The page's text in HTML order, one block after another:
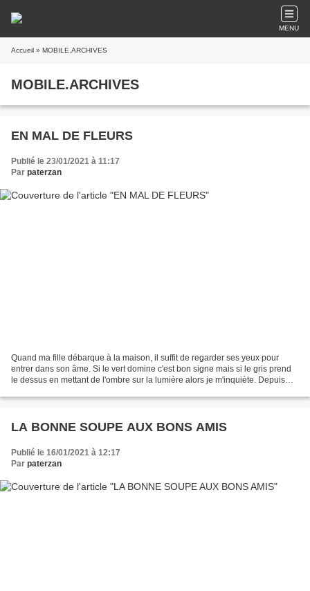
MENU
Accueil » MOBILE.ARCHIVES
MOBILE.ARCHIVES
EN MAL DE FLEURS
Publié le 23/01/2021 à 11:17
Par paterzan
Quand ma fille débarque à la maison, il suffit de regarder ses yeux pour
entrer dans son âme. Si le vert domine c'est bon signe mais si le gris prend
le dessus en mettant de l'ombre sur la lumière alors je m'inquiète. Depuis
LA BONNE SOUPE AUX BONS AMIS
Publié le 16/01/2021 à 12:17
Par paterzan